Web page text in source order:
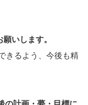
いします。
きるよう、今後も精